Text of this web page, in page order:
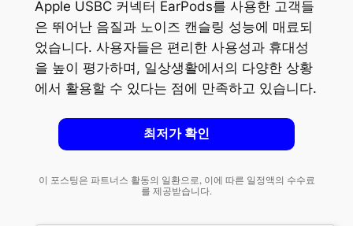
Apple USBC 커넥터 EarPods를 사용한 고객들
은 뛰어난 음질과 노이즈 캔슬링 성능에 매료되
었습니다. 사용자들은 편리한 사용성과 휴대성
을 높이 평가하며, 일상생활에서의 다양한 상황
에서 활용할 수 있다는 점에 만족하고 있습니다.
최저가 확인
이 포스팅은 파트너스 활동의 일환으로, 이에 따른 일정액의 수수료
를 제공받습니다.